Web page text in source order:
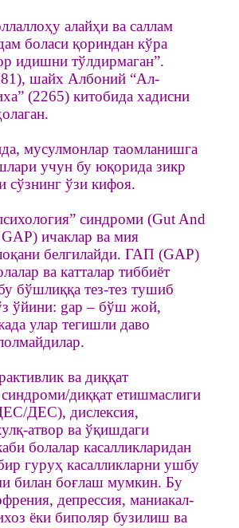
алайҳи ва саллам
боласи қориндан кўра
идишни тўлдирмаган”.
шайх Албоний “Ал-
(2265) китобида хадисни
мусулмонлар таомланишга
учун бу юқорида зикр
сўзнинг ўзи кифоя.
синдроми (Gut And
ичаклар ва мия
белгилайди. ГАП (GAP)
ва катталар тиббиёт
бўшлиққа тез-тез тушиб
ўйини: gap – бўш жой,
улар тегишли даво
ва диққат
диққат етишмаслиги
ДЕС), дислексия,
атвор ва ўқишдаги
болалар касалликларидан
гуруҳ касалликларни ушбу
билан боғлаш мумкин. Бу
депрессия, маниакал-
ёки биполяр бузилиш ва